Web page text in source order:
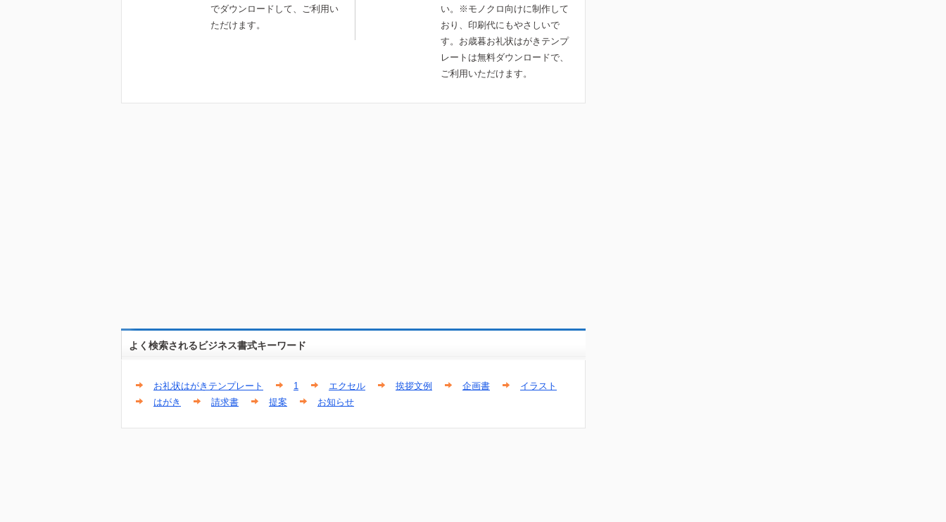
でダウンロードして、ご利用い
ただけます。
い。※モノクロ向けに制作して
おり、印刷代にもやさしいで
す。お歳暮お礼状はがきテンプ
レートは無料ダウンロードで、
ご利用いただけます。
よく検索されるビジネス書式キーワード
お礼状はがきテンプレート 1 エクセル 挨拶文例 企画書
イラスト
はがき
請求書 提案 お知らせ